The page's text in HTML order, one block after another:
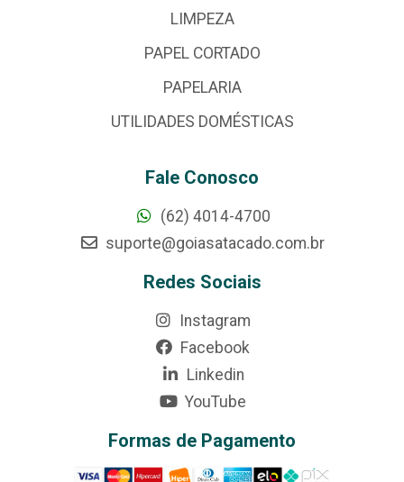
LIMPEZA
PAPEL CORTADO
PAPELARIA
UTILIDADES DOMÉSTICAS
Fale Conosco
(62) 4014-4700
suporte@goiasatacado.com.br
Redes Sociais
Instagram
Facebook
Linkedin
YouTube
Formas de Pagamento